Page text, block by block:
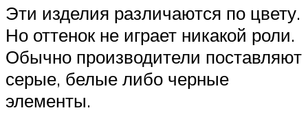
Эти изделия различаются по цвету.
Но оттенок не играет никакой роли.
Обычно производители поставляют
серые, белые либо черные
элементы.